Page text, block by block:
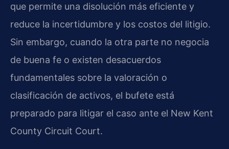
que permite una disolución más eficiente y
reduce la incertidumbre y los costos del litigio.
Sin embargo, cuando la otra parte no negocia
de buena fe o existen desacuerdos
fundamentales sobre la valoración o
clasificación de activos, el bufete está
preparado para litigar el caso ante el New Kent
County Circuit Court.